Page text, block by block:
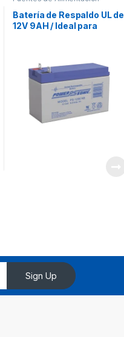
Batería de Respaldo UL de
12V 9AH / Ideal para
Videovigilancia /
Terminales Tipo NB
Sign Up